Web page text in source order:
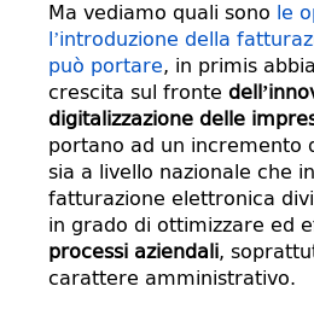
Ma vediamo quali sono le
l’introduzione della
può portare, in primis
crescita sul fronte
digitalizzazione delle
portano ad un incremento
sia a livello nazionale che
fatturazione elettronica
in grado di ottimizzare ed
processi aziendali,
carattere amministrativo.